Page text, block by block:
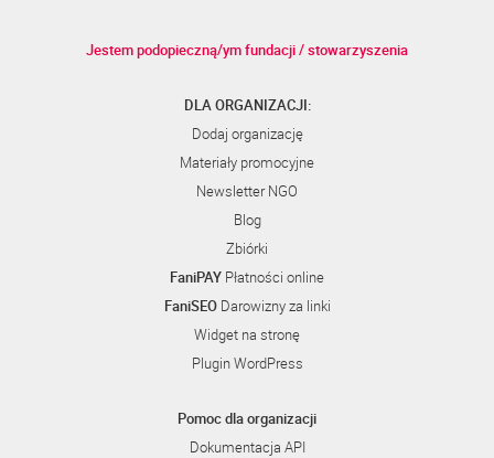
Jestem podopieczną/ym fundacji / stowarzyszenia
DLA ORGANIZACJI:
Dodaj organizację
Materiały promocyjne
Newsletter NGO
Blog
Zbiórki
FaniPAY Płatności online
FaniSEODarowizny za linki
Widget na stronę
Plugin WordPress
Pomoc dla organizacji
Dokumentacja API